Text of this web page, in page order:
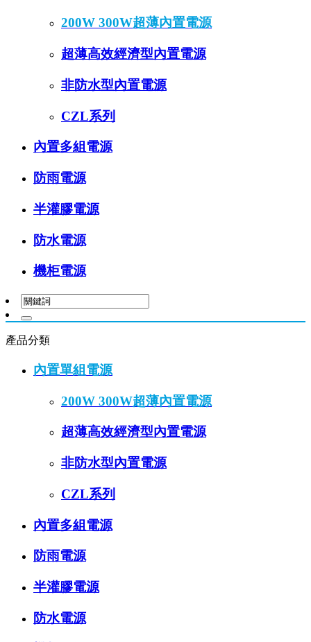
200W 300W超薄內置電源
超薄高效經濟型內置電源
非防水型內置電源
CZL系列
內置多組電源
防雨電源
半灌膠電源
防水電源
機柜電源
產品分類
內置單組電源
200W 300W超薄內置電源
超薄高效經濟型內置電源
非防水型內置電源
CZL系列
內置多組電源
防雨電源
半灌膠電源
防水電源